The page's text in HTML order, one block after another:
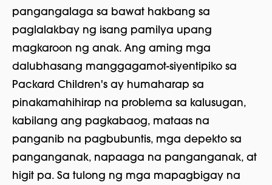
pangangalaga sa bawat hakbang sa
paglalakbay ng isang pamilya upang
magkaroon ng anak. Ang aming mga
dalubhasang manggagamot-siyentipiko sa
Packard Children's ay humaharap sa
pinakamahihirap na problema sa kalusugan,
kabilang ang pagkabaog, mataas na
panganib na pagbubuntis, mga depekto sa
panganganak, napaaga na panganganak, at
higit pa. Sa tulong ng mga mapagbigay na